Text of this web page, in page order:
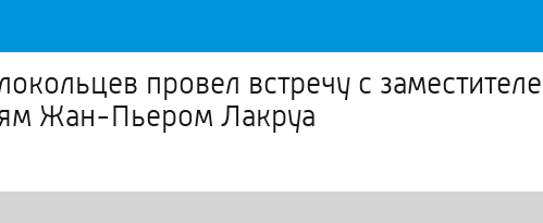
провел встречу с
Жан-Пьером Лакруа